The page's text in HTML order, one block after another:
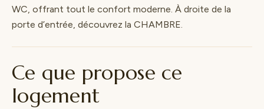
WC, offrant tout le confort moderne. À droite de la
porte d’entrée, découvrez la CHAMBRE.
Ce que propose ce
logement